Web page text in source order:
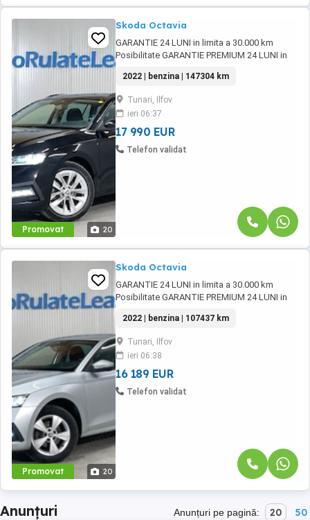
Promovat 20
Skoda Octavia
GARANTIE 24 LUNI in limita a 30.000 km
Posibilitate GARANTIE PREMIUM 24 LUNI in
avans 0% pe o perioada de maxim 6 ani
Aprobare garantata credit pentru persoane
fizice (cu venituri obtinute inclusiv in afara
tarii), persoane juridice si persoane fizice ...
2022 | benzina | 147304 km
Tunari, Ilfov
ieri 06:37
17 990 EUR
Telefon validat
Promovat 20
Skoda Octavia
GARANTIE 24 LUNI in limita a 30.000 km
Posibilitate GARANTIE PREMIUM 24 LUNI in
avans 0% pe o perioada de maxim 6 ani
Aprobare garantata credit pentru persoane
fizice (cu venituri obtinute inclusiv in afara
tarii), persoane juridice si persoane fizice ...
2022 | benzina | 107437 km
Tunari, Ilfov
ieri 06:38
16 189 EUR
Telefon validat
Anunțuri Anunțuri pe pagină: 20 50